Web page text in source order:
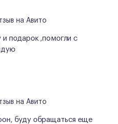
на Авито
и подарок ,помогли с
на Авито
буду обращаться еще